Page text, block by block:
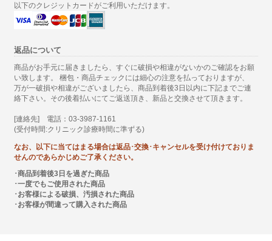
以下のクレジットカードがご利用いただけます。
返品について
商品がお手元に届きましたら、すぐに破損や相違がないかのご確認をお願
い致します。 梱包・商品チェックには細心の注意を払っておりますが、
万が一破損や相違がございましたら、商品到着後3日以内に下記までご連
絡下さい。その後着払いにてご返送頂き、新品と交換させて頂きます。
[連絡先] 電話：03-3987-1161
(受付時間:クリニック診療時間に準ずる)
なお、以下に当てはまる場合は返品･交換･キャンセルを受け付けておりま
せんのであらかじめご了承ください。
･商品到着後3日を過ぎた商品
･一度でもご使用された商品
･お客様による破損、汚損された商品
･お客様が間違って購入された商品